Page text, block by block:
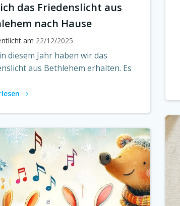
das Friedenslicht aus
nach Hause
am 22/12/2025
diesem Jahr haben wir das
aus Bethlehem erhalten. Es